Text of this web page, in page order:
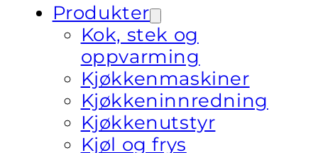
Produkter
Kok, stek og
oppvarming
Kjøkkenmaskiner
Kjøkkeninnredning
Kjøkkenutstyr
Kjøl og frys